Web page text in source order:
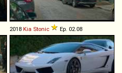
2018 Kia Stonic Ep. 02.08